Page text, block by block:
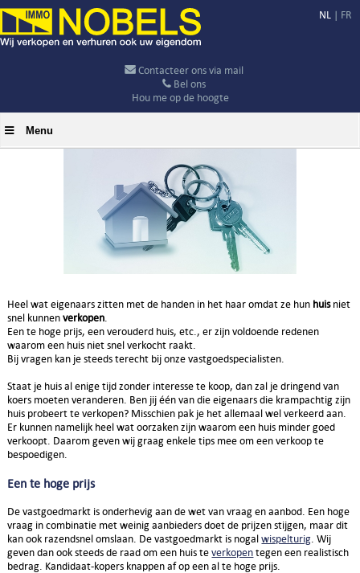
NL | FR
Contacteer ons via mail
Bel ons
Hou me op de hoogte
Menu
Heel wat eigenaars zitten met de handen in het haar omdat ze hun huisniet
snel kunnenverkopen.
Een te hoge prijs, een verouderd huis, etc., er zijn voldoende redenen
waarom een huis niet snel verkocht raakt.
Bij vragen kan je steeds terecht bij onze vastgoedspecialisten.
Staat je huis al enige tijd zonder interesse te koop, dan zal je dringend van
koers moeten veranderen. Ben jij één van die eigenaars die krampachtig zijn
huis probeert te verkopen? Misschien pak je het allemaal wel verkeerd aan.
Er kunnen namelijk heel wat oorzaken zijn waarom een huis minder goed
verkoopt. Daarom geven wij graag enkele tips mee om een verkoop te
bespoedigen.
Een te hoge prijs
De vastgoedmarkt is onderhevig aan de wet van vraag en aanbod. Een hoge
vraag in combinatie met weinig aanbieders doet de prijzen stijgen, maar dit
kan ook razendsnel omslaan. De vastgoedmarkt is nogalwispelturig. Wij
geven dan ook steeds de raad om een huis teverkopentegen een realistisch
bedrag. Kandidaat-kopers knappen af op een al te hoge prijs.